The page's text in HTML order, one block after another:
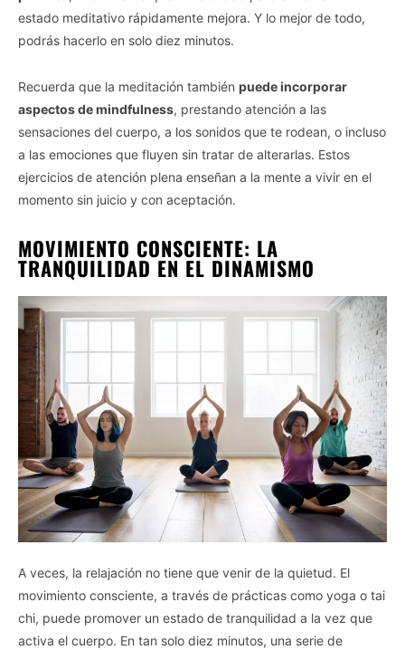
estado meditativo rápidamente mejora. Y lo mejor de todo,
podrás hacerlo en solo diez minutos.
Recuerda que la meditación también puede incorporar
aspectos de mindfulness, prestando atención a las
sensaciones del cuerpo, a los sonidos que te rodean, o incluso
a las emociones que fluyen sin tratar de alterarlas. Estos
ejercicios de atención plena enseñan a la mente a vivir en el
momento sin juicio y con aceptación.
MOVIMIENTO CONSCIENTE: LA
TRANQUILIDAD EN EL DINAMISMO
A veces, la relajación no tiene que venir de la quietud. El
movimiento consciente, a través de prácticas como yoga o tai
chi, puede promover un estado de tranquilidad a la vez que
activa el cuerpo. En tan solo diez minutos, una serie de